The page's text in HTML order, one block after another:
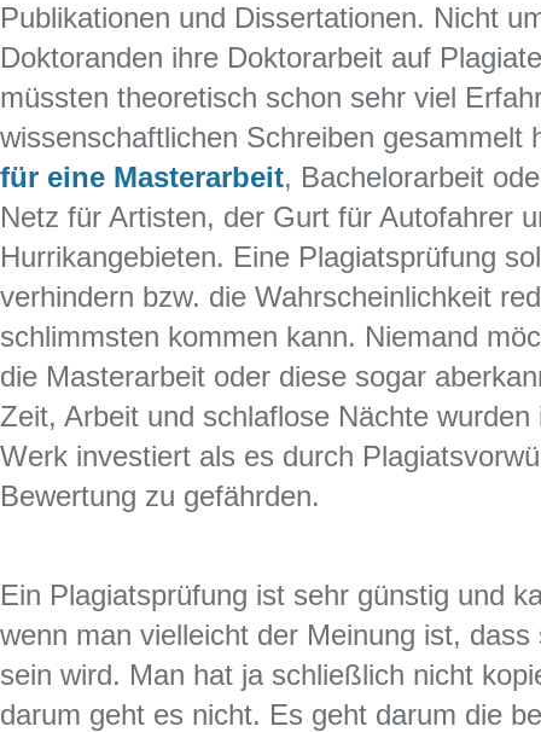
Publikationen und Dissertationen. Nicht
Doktoranden ihre Doktorarbeit auf
müssten theoretisch schon sehr viel
wissenschaftlichen Schreiben gesammelt
für eine Masterarbeit, Bachelorarbeit
Netz für Artisten, der Gurt für Autofahrer
Hurrikangebieten. Eine Plagiatsprüfung
verhindern bzw. die Wahrscheinlichkeit
schlimmsten kommen kann. Niemand
die Masterarbeit oder diese sogar
Zeit, Arbeit und schlaflose Nächte
Werk investiert als es durch
Bewertung zu gefährden.
Ein Plagiatsprüfung ist sehr günstig und
wenn man vielleicht der Meinung ist,
sein wird. Man hat ja schließlich nicht
darum geht es nicht. Es geht darum die